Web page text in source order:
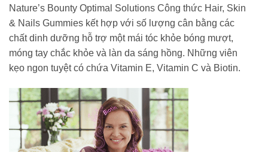
Nature’s Bounty Optimal Solutions Công thức Hair, Skin
& Nails Gummies kết hợp với số lượng cân bằng các
chất dinh dưỡng hỗ trợ một mái tóc khỏe bóng mượt,
móng tay chắc khỏe và làn da sáng hồng. Những viên
kẹo ngon tuyệt có chứa Vitamin E, Vitamin C và Biotin.